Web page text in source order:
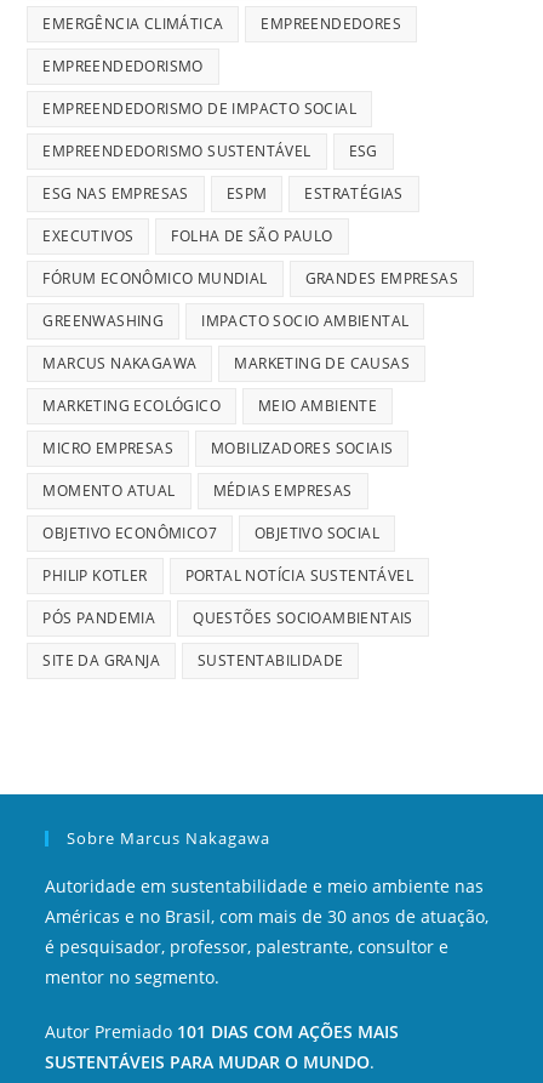
EMERGÊNCIA CLIMÁTICA EMPREENDEDORES
EMPREENDEDORISMO
EMPREENDEDORISMO DE IMPACTO SOCIAL
EMPREENDEDORISMO SUSTENTÁVEL ESG
ESG NAS EMPRESAS ESPM ESTRATÉGIAS
EXECUTIVOS FOLHA DE SÃO PAULO
FÓRUM ECONÔMICO MUNDIAL GRANDES EMPRESAS
GREENWASHING IMPACTO SOCIO AMBIENTAL
MARCUS NAKAGAWA MARKETING DE CAUSAS
MARKETING ECOLÓGICO MEIO AMBIENTE
MICRO EMPRESAS MOBILIZADORES SOCIAIS
MOMENTO ATUAL MÉDIAS EMPRESAS
OBJETIVO ECONÔMICO7 OBJETIVO SOCIAL
PHILIP KOTLER PORTAL NOTÍCIA SUSTENTÁVEL
PÓS PANDEMIA QUESTÕES SOCIOAMBIENTAIS
SITE DA GRANJA SUSTENTABILIDADE
Sobre Marcus Nakagawa
Autoridade em sustentabilidade e meio ambiente nas
Américas e no Brasil, com mais de 30 anos de atuação,
é pesquisador, professor, palestrante, consultor e
mentor no segmento.
Autor Premiado 101 DIAS COM AÇÕES MAIS
SUSTENTÁVEIS PARA MUDAR O MUNDO.